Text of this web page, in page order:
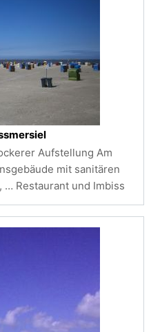
Aufstellung Am
mit sanitären
… Restaurant und Imbiss